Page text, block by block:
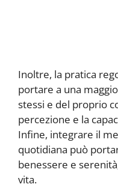
Inoltre, la pratica
portare a una
stessi e del proprio
percezione e la
Infine, integrare il
quotidiana può
benessere e
vita.